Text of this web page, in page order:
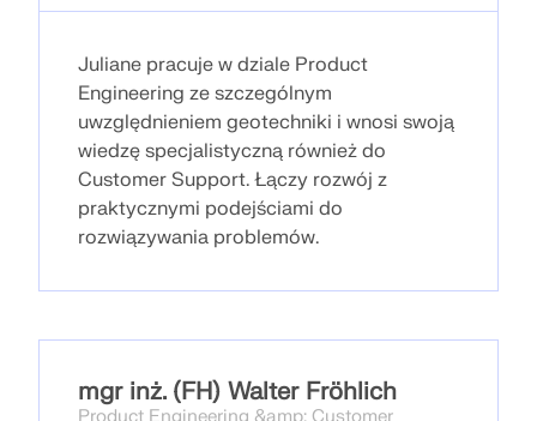
Narzędzie Geo-Zone
Juliane pracuje w dziale Product
Engineering ze szczególnym
uwzględnieniem geotechniki i wnosi swoją
wiedzę specjalistyczną również do
Customer Support. Łączy rozwój z
praktycznymi podejściami do
rozwiązywania problemów.
mgr inż. (FH) Walter Fröhlich